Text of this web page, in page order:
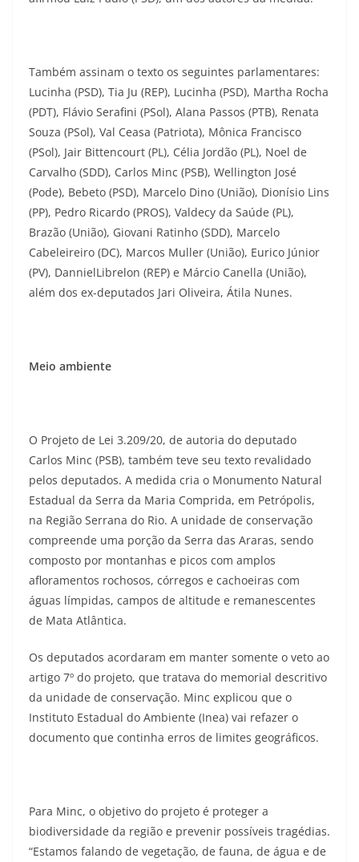
Também assinam o texto os seguintes parlamentares:
Lucinha (PSD), Tia Ju (REP), Lucinha (PSD), Martha Rocha
(PDT), Flávio Serafini (PSol), Alana Passos (PTB), Renata
Souza (PSol), Val Ceasa (Patriota), Mônica Francisco
(PSol), Jair Bittencourt (PL), Célia Jordão (PL), Noel de
Carvalho (SDD), Carlos Minc (PSB), Wellington José
(Pode), Bebeto (PSD), Marcelo Dino (União), Dionísio Lins
(PP), Pedro Ricardo (PROS), Valdecy da Saúde (PL),
Brazão (União), Giovani Ratinho (SDD), Marcelo
Cabeleireiro (DC), Marcos Muller (União), Eurico Júnior
(PV), DannielLibrelon (REP) e Márcio Canella (União),
além dos ex-deputados Jari Oliveira, Átila Nunes.
Meio ambiente
O Projeto de Lei 3.209/20, de autoria do deputado
Carlos Minc (PSB), também teve seu texto revalidado
pelos deputados. A medida cria o Monumento Natural
Estadual da Serra da Maria Comprida, em Petrópolis,
na Região Serrana do Rio. A unidade de conservação
compreende uma porção da Serra das Araras, sendo
composto por montanhas e picos com amplos
afloramentos rochosos, córregos e cachoeiras com
águas límpidas, campos de altitude e remanescentes
de Mata Atlântica.
Os deputados acordaram em manter somente o veto ao
artigo 7º do projeto, que tratava do memorial descritivo
da unidade de conservação. Minc explicou que o
Instituto Estadual do Ambiente (Inea) vai refazer o
documento que continha erros de limites geográficos.
Para Minc, o objetivo do projeto é proteger a
biodiversidade da região e prevenir possíveis tragédias.
“Estamos falando de vegetação, de fauna, de água e de